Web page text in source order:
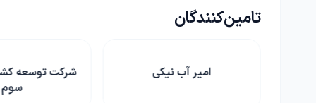
تامین‌کنندگان
شرکت توسعه کشاورزی هزاره
شرکت رها